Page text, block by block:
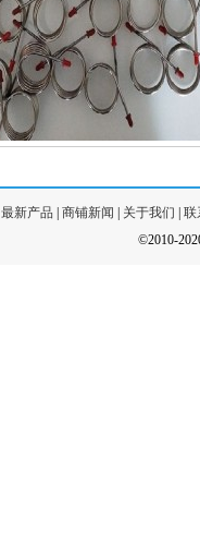
最新产品 商铺新闻 关于我们
联
©2010-